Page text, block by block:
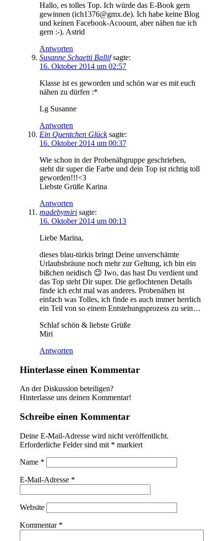
Hallo, es tolles Top. Ich würde das E-Book gern
gewinnen (ich1376@gmx.de). Ich habe keine Blog
und keinen Facebook-Acoount, aber nähen tue ich
gern :-). Astrid
Antworten
Susanne Schaetti Ballif sagte:
16. Oktober 2014 um 02:57
Klasse ist es geworden und schön war es mit euch
nähen zu dürfen :*
Lg Susanne
Antworten
Ein Quentchen Glück sagte:
16. Oktober 2014 um 00:37
Wie schon in der Probenähgruppe geschrieben,
steht dir super die Farbe und dein Top ist richtig toll
geworden!!!<3
Liebste Grüße Karina
Antworten
madebymiri sagte:
16. Oktober 2014 um 00:13
Liebe Marina,
dieses blau-türkis bringt Deine unverschämte
Urlaubsbräune noch mehr zur Geltung, ich bin ein
bißchen neidisch 😉 Iwo, das hast Du verdient und
das Top steht Dir super. Die geflochtenen Details
finde ich echt mal was anderes. Probenähen ist
einfach was Tolles, ich finde es auch immer herrlich
ein Teil von so einem Entstehungsprozess zu sein…
Schlaf schön & liebste Grüße
Miri
Antworten
Hinterlasse einen Kommentar
An der Diskussion beteiligen?
Hinterlasse uns deinen Kommentar!
Schreibe einen Kommentar
Deine E-Mail-Adresse wird nicht veröffentlicht.
Erforderliche Felder sind mit * markiert
Name *
E-Mail-Adresse *
Website
Kommentar *